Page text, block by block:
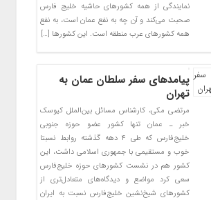
نمایندگی از همه کشور‌های حاشیه خلیج فارس
صحبت می‌کند و آن چه به نفع عمان است، به نفع
همه کشور‌های عرب منطقه است. این کشور‌ها […]
پیامدهای سفر سلطان عمان به
تهران
مرتضی مکی، کارشناس مسائل بین‌الملل کیوسک
خبر ـ عمان تنها کشور عضو حوزه جنوبی
خلیج‌فارس که طی ۴ دهه گذشته روابط نسبتا
خوب و مستقیمی با جمهوری اسلامی داشت، این
کشور هم در نشست‌ کشورهای حوزه خلیج‌فارس
سعی کرد مواضع و دیدگاه‌های متعادل‌تری از
کشورهای شیخ‌نشین خلیج‌فارس نسبت به ایران